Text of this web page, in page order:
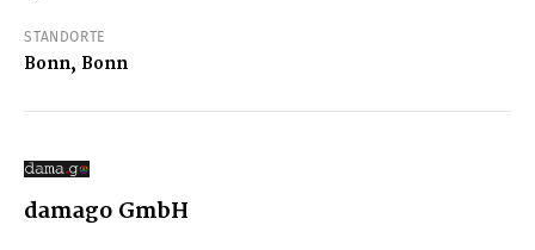
STANDORTE
Bonn, Bonn
damago GmbH